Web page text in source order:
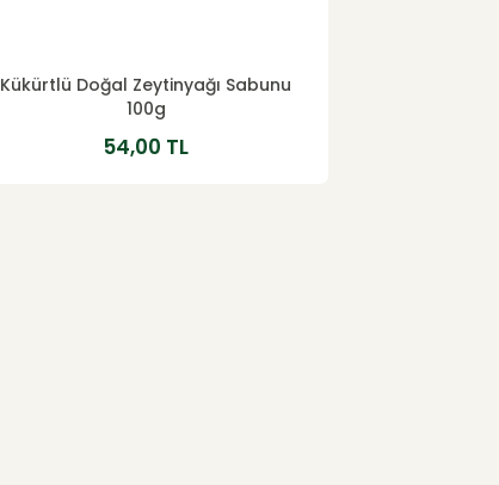
Kükürtlü Doğal Zeytinyağı Sabunu
100g
54,00 TL